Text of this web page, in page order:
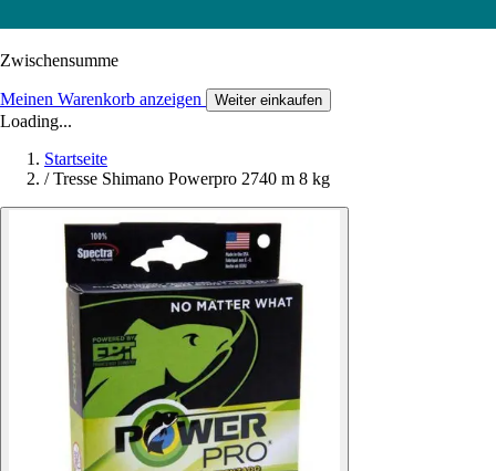
Zwischensumme
Meinen Warenkorb anzeigen Weiter einkaufen
Loading...
Startseite
/ Tresse Shimano Powerpro 2740 m 8 kg